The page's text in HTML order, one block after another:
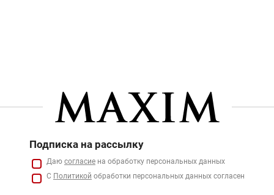
Подписка на рассылку
Даю согласие на обработку персональных данных
С Политикой обработки персональных данных согласен